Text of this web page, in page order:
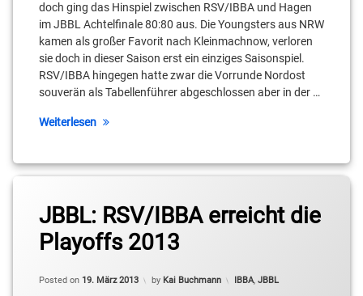
doch ging das Hinspiel zwischen RSV/IBBA und Hagen
im JBBL Achtelfinale 80:80 aus. Die Youngsters aus NRW
kamen als großer Favorit nach Kleinmachnow, verloren
sie doch in dieser Saison erst ein einziges Saisonspiel.
RSV/IBBA hingegen hatte zwar die Vorrunde Nordost
souverän als Tabellenführer abgeschlossen aber in der …
Weiterlesen
JBBL: RSV/IBBA erreicht die
Playoffs 2013
Posted on 19. März 2013 by Kai Buchmann Categories:
IBBA, JBBL